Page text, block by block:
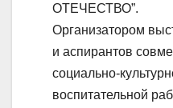
ОТЕЧЕСТВО”.
Организатором
и аспирантов
социально-
воспитательной